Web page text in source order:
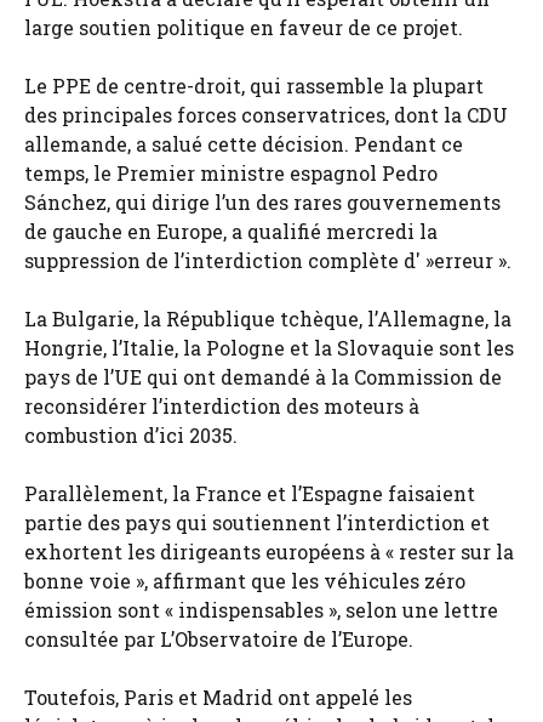
large soutien politique en faveur de ce projet.
Le PPE de centre-droit, qui rassemble la plupart
des principales forces conservatrices, dont la CDU
allemande, a salué cette décision. Pendant ce
temps, le Premier ministre espagnol Pedro
Sánchez, qui dirige l’un des rares gouvernements
de gauche en Europe, a qualifié mercredi la
suppression de l’interdiction complète d' »erreur ».
La Bulgarie, la République tchèque, l’Allemagne, la
Hongrie, l’Italie, la Pologne et la Slovaquie sont les
pays de l’UE qui ont demandé à la Commission de
reconsidérer l’interdiction des moteurs à
combustion d’ici 2035.
Parallèlement, la France et l’Espagne faisaient
partie des pays qui soutiennent l’interdiction et
exhortent les dirigeants européens à « rester sur la
bonne voie », affirmant que les véhicules zéro
émission sont « indispensables », selon une lettre
consultée par L’Observatoire de l’Europe.
Toutefois, Paris et Madrid ont appelé les